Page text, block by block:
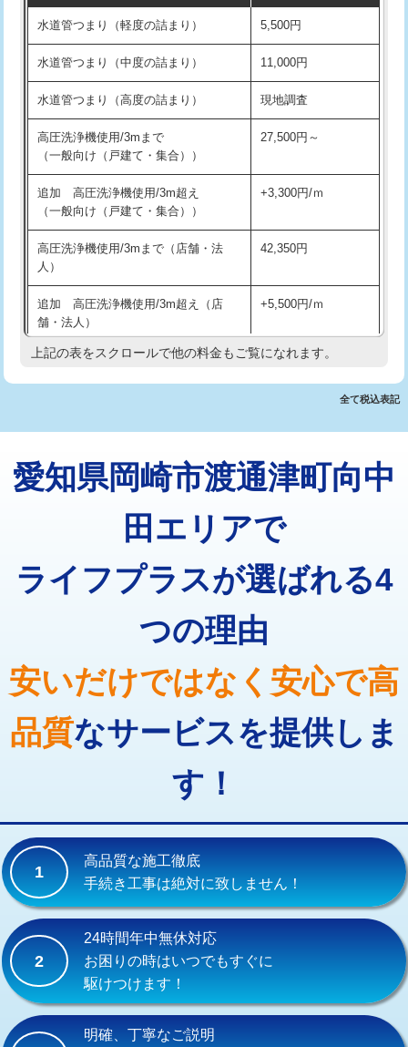
洗面台設置 38,500円
化粧台設置 22,000円
追加人工 16,500円
廃棄・処分 現場見積
※給水管工事は20mmまでの価格です。
交換・取付(排水栓・排水トラップ
22,000円+材料費
持込商品取付（混合水栓）
持込商品取付（浄水器・分岐水栓） 16,500円
業）
排水管工事（追加 排水管工事/3ｍ超
え）
マス交換（土の掘削・埋め戻し作業） 11,000円~
マス交換（深さ50㎝以上） 66,000円
コンクリート斫り（厚さ10㎝超え） 38,500円
モルタル補修（厚さ10㎝まで） 27,500円
16,500円
廃棄・処分 現場見積
水道管つまり（軽度の詰まり） 5,500円
水道管つまり（中度の詰まり） 11,000円
水道管つまり（高度の詰まり） 現地調査
高圧洗浄機使用/3mまで
（一般向け（戸建て・集合））
27,500円～
追加 高圧洗浄機使用/3m超え
（一般向け（戸建て・集合））
+3,300円/ｍ
高圧洗浄機使用/3mまで（店舗・法
人）
42,350円
追加 高圧洗浄機使用/3m超え（店
舗・法人）
+5,500円/ｍ
高度高圧洗浄換 現地調査
トーラー機使用/3mまで 33,000円
追加トーラー機使用/3m超え +3,300円
8,800円
止水・漏水調査・防水処理・清掃・修
11,000円
止水・漏水調査・防水処理・清掃・修
22,000円
止水・漏水調査・防水処理・清掃・修
理・調整・分解・加工など（重作業）
33,000円
その他部品の脱着 8,800円～
交換・取付(単水栓（壁付・デッキ
式）)
13,200円+材料費
交換・取付(混合水栓（壁付・デッキ
式・ワンホール）)
16,500円+材料費
交換・取付(排水栓・排水トラップ
（P/S/ポップアップ））
交換・取付（その他部品）
持込商品取付（単水栓）
上記の表をスクロールで他の料金もご覧になれます。
全て税込表記
愛知県岡崎市渡通津町向中
田エリアで
ライフプラスが選ばれる4
つの理由
安いだけではなく安心で高
品質なサービスを提供しま
す！
1
高品質な施工徹底
手続き工事は絶対に致しません！
2
24時間年中無休対応
お困りの時はいつでもすぐに
駆けつけます！
明確、丁寧なご説明